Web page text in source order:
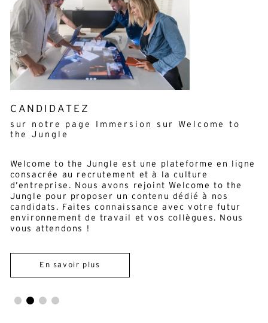
OPEN-INTERFACE
développer une plateforme open source pour le
développement rapide de systèmes interactifs
multimodaux en tant qu’outil central pour un
processus de conception itératif centré sur
l’utilisateur.